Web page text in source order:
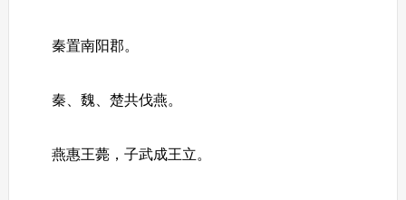
秦置南阳郡。
秦、魏、楚共伐燕。
燕惠王薨，子武成王立。